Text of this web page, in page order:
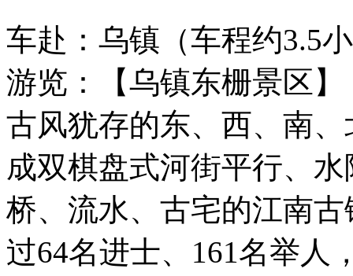
车赴：乌镇（车程约3.5
游览：【乌镇东栅景区
古风犹存的东、西、南
成双棋盘式河街平行、
桥、流水、古宅的江南
过64名进士、161名举人